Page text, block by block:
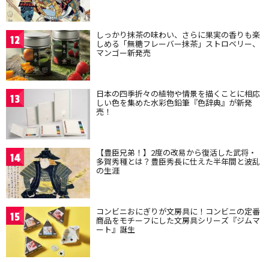
12 しっかり抹茶の味わい、さらに果実の香りも楽
しめる「無糖フレーバー抹茶」ストロベリー、
マンゴー新発売
13 日本の四季折々の植物や情景を描くことに相応
しい色を集めた水彩色鉛筆『色辞典』が新発
売！
14 【豊臣兄弟！】2度の改易から復活した武将・
多賀秀種とは？豊臣秀長に仕えた半年間と波乱
の生涯
15 コンビニおにぎりが文房具に！コンビニの定番
商品をモチーフにした文房具シリーズ『ジムマ
ート』誕生